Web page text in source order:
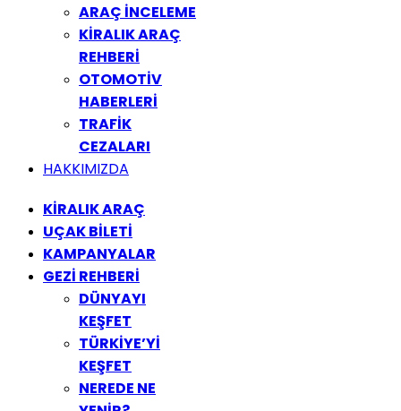
ARAÇ İNCELEME
KİRALIK ARAÇ
REHBERİ
OTOMOTİV
HABERLERİ
TRAFİK
CEZALARI
HAKKIMIZDA
KİRALIK ARAÇ
UÇAK BİLETİ
KAMPANYALAR
GEZİ REHBERİ
DÜNYAYI
KEŞFET
TÜRKİYE’Yİ
KEŞFET
NEREDE NE